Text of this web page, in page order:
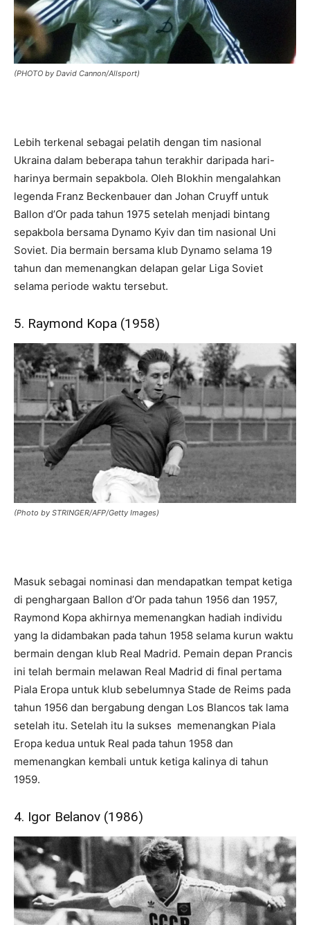
(PHOTO by David Cannon/Allsport)
Lebih terkenal sebagai pelatih dengan tim nasional
Ukraina dalam beberapa tahun terakhir daripada hari-
harinya bermain sepakbola. Oleh Blokhin mengalahkan
legenda Franz Beckenbauer dan Johan Cruyff untuk
Ballon d’Or pada tahun 1975 setelah menjadi bintang
sepakbola bersama Dynamo Kyiv dan tim nasional Uni
Soviet. Dia bermain bersama klub Dynamo selama 19
tahun dan memenangkan delapan gelar Liga Soviet
selama periode waktu tersebut.
5. Raymond Kopa (1958)
(Photo by STRINGER/AFP/Getty Images)
Masuk sebagai nominasi dan mendapatkan tempat ketiga
di penghargaan Ballon d’Or pada tahun 1956 dan 1957,
Raymond Kopa akhirnya memenangkan hadiah individu
yang Ia didambakan pada tahun 1958 selama kurun waktu
bermain dengan klub Real Madrid. Pemain depan Prancis
ini telah bermain melawan Real Madrid di final pertama
Piala Eropa untuk klub sebelumnya Stade de Reims pada
tahun 1956 dan bergabung dengan Los Blancos tak lama
setelah itu. Setelah itu Ia sukses memenangkan Piala
Eropa kedua untuk Real pada tahun 1958 dan
memenangkan kembali untuk ketiga kalinya di tahun
1959.
4. Igor Belanov (1986)